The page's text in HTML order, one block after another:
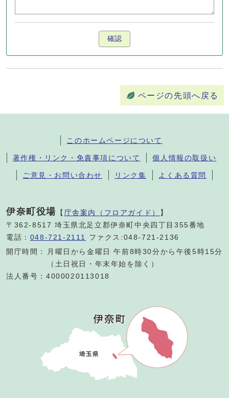
確認
ページの先頭へ戻る
このホームページについて
著作権・リンク・免責事項について 個人情報の取扱い
ご意見・お問い合わせ リンク集 よくある質問
伊奈町役場 【 庁舎案内（フロアガイド） 】
〒362-8517 埼玉県北足立郡伊奈町中央四丁目355番地
電話： 048-721-2111
ファクス:048-721-2136
開庁時間：
月曜日から金曜日 午前8時30分から午後5時15分
（土日祝日・年末年始を除く）
法人番号：4000020113018